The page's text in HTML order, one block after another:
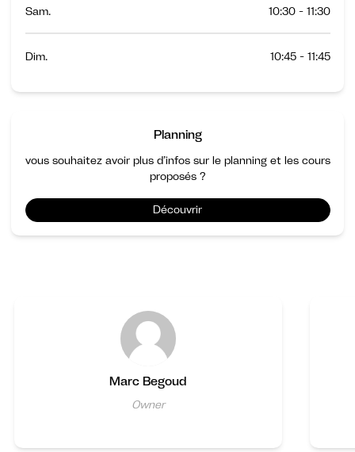
Planning
vous souhaitez avoir plus d’infos sur le planning et les cours
proposés ?
Découvrir
Sam. 10:30 - 11:30
Dim. 10:45 - 11:45
Marc Begoud
Owner